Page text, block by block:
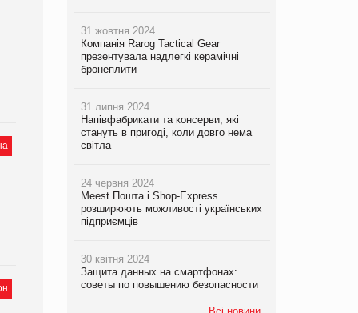
31 жовтня 2024
Компанія Rarog Tactical Gear
презентувала надлегкі керамічні
бронеплити
31 липня 2024
Напівфабрикати та консерви, які
стануть в пригоді, коли довго нема
світла
24 червня 2024
Meest Пошта і Shop-Express
розширюють можливості українських
підприємців
30 квітня 2024
Защита данных на смартфонах:
советы по повышению безопасности